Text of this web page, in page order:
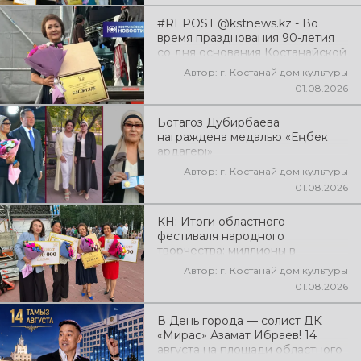
#REPOST @kstnews.kz - Во
время празднования 90-летия
со дня основания Костанайской
области подвели итоги 38-го
фестиваля самодеятельного
Автор: г. Костанай дом культуры
01.08.2026
Ботагоз Дубирбаева
награждена медалью «Еңбек
ардагері»
Автор: г. Костанай дом культуры
01.08.2026
КН: Итоги областного
фестиваля народного
творчества: миллионы в
культуруАвтор: г. Костанай дом культуры
01.08.2026
В День города — солист ДК
«Мирас» Азамат Ибраев! 14
августа на площади областного